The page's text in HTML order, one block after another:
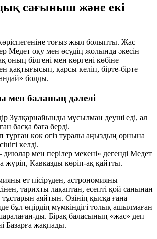
сағыныш және екі
тоғыз жыл болыпты. Жас
Медет оқу мен өсудің жолында әкесін
оның білгені мен көргені көбіне
қақтығысып, қарсы келіп, бірте-бірте
болды.
мен баланың дәлелі
Зұлқарнайынды мұсылман деуші еді, ал
басқа баға берді.
тұрған көк өгіз туралы аңыздың орнына
келді.
мен перілер мекені» дегенді Медет
жүріп, Кавказды көріп-ақ қайтты.
ет пісіруден, астрономияны
тарихты лақаптан, есепті қой санынан
аяйтын. Өзінің қысқа ғана
бұл өңірдің мүмкіндігі толық ашылмаған
ды. Бірақ баласының «жас» деп
Базарға жақпады.